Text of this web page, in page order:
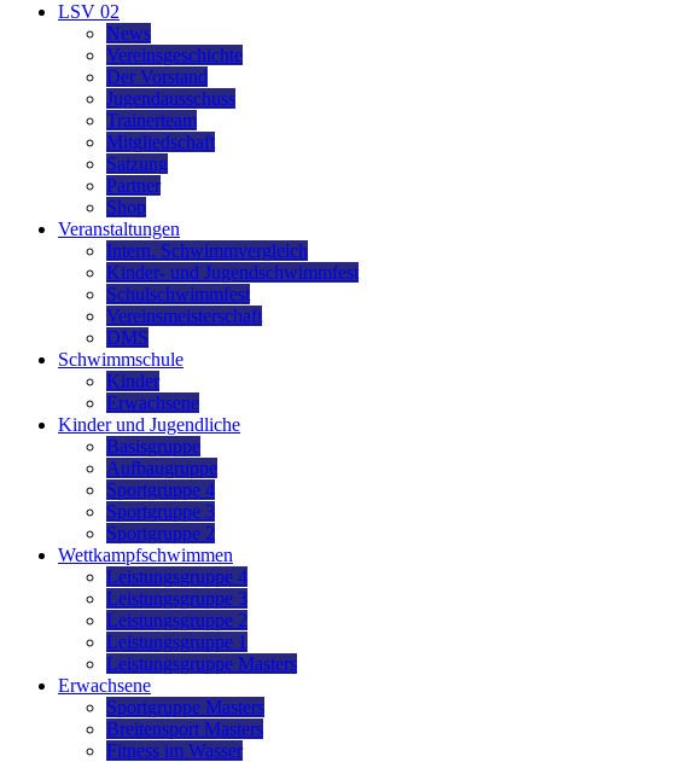
LSV 02
News
Vereinsgeschichte
Der Vorstand
Jugendausschuss
Trainerteam
Mitgliedschaft
Satzung
Partner
Shop
Veranstaltungen
Intern. Schwimmvergleich
Kinder- und Jugendschwimmfest
Schulschwimmfest
Vereinsmeisterschaft
DMS
Schwimmschule
Kinder
Erwachsene
Kinder und Jugendliche
Basisgruppe
Aufbaugruppe
Sportgruppe 4
Sportgruppe 3
Sportgruppe 2
Wettkampfschwimmen
Leistungsgruppe 4
Leistungsgruppe 3
Leistungsgruppe 2
Leistungsgruppe 1
Leistungsgruppe Masters
Erwachsene
Sportgruppe Masters
Breitensport Masters
Fitness im Wasser